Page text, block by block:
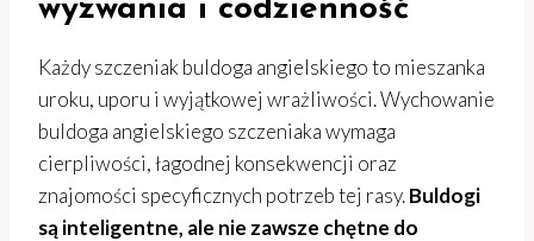
wyzwania i codzienność
Każdy szczeniak buldoga angielskiego to mieszanka
uroku, uporu i wyjątkowej wrażliwości. Wychowanie
buldoga angielskiego szczeniaka wymaga
cierpliwości, łagodnej konsekwencji oraz
znajomości specyficznych potrzeb tej rasy.Buldogi
są inteligentne, ale nie zawsze chętne do